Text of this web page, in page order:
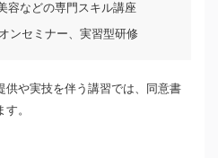
容などの専門スキル講座
ンセミナー、実習型研修
供や実技を伴う講習では、同意書
。